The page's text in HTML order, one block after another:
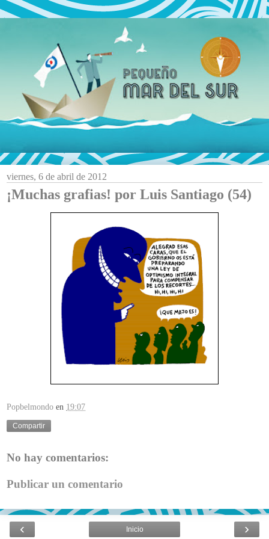
viernes, 6 de abril de 2012
¡Muchas grafias! por Luis Santiago (54)
Popbelmondo en 19:07
Compartir
No hay comentarios:
Publicar un comentario
‹ ›
Inicio